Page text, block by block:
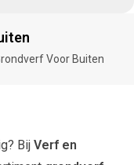
Voor Buiten
Bij Verf en